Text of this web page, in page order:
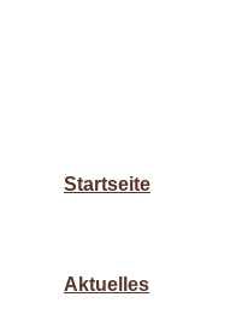
Startseite
Aktuelles